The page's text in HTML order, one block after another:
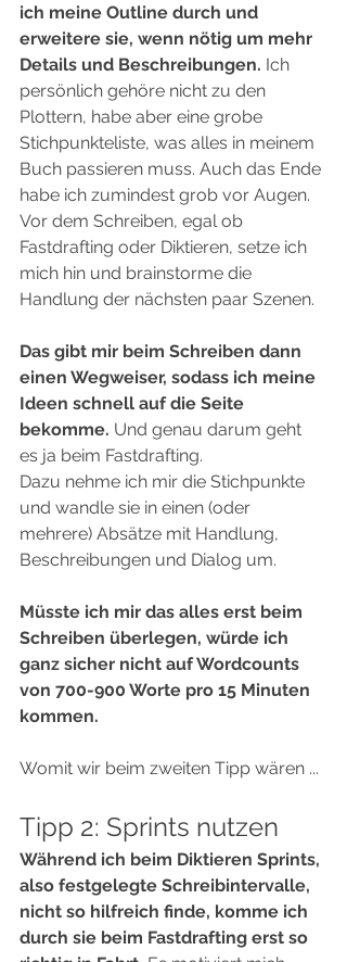
ich meine Outline durch und
erweitere sie, wenn nötig um mehr
Details und Beschreibungen. Ich
persönlich gehöre nicht zu den
Plottern, habe aber eine grobe
Stichpunkteliste, was alles in meinem
Buch passieren muss. Auch das Ende
habe ich zumindest grob vor Augen.
Vor dem Schreiben, egal ob
Fastdrafting oder Diktieren, setze ich
mich hin und brainstorme die
Handlung der nächsten paar Szenen.
Das gibt mir beim Schreiben dann
einen Wegweiser, sodass ich meine
Ideen schnell auf die Seite
bekomme. Und genau darum geht
es ja beim Fastdrafting.
Dazu nehme ich mir die Stichpunkte
und wandle sie in einen (oder
mehrere) Absätze mit Handlung,
Beschreibungen und Dialog um.
Müsste ich mir das alles erst beim
Schreiben überlegen, würde ich
ganz sicher nicht auf Wordcounts
von 700-900 Worte pro 15 Minuten
kommen.
Womit wir beim zweiten Tipp wären ...
Tipp 2: Sprints nutzen
Während ich beim Diktieren Sprints,
also festgelegte Schreibintervalle,
nicht so hilfreich finde, komme ich
durch sie beim Fastdrafting erst so